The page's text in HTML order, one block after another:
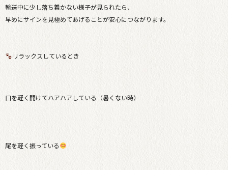
輸送中に少し落ち着かない様子が見られたら、
早めにサインを見極めてあげることが安心につながります。
リラックスしているとき
口を軽く開けてハアハアしている（暑くない時）
尾を軽く振っている